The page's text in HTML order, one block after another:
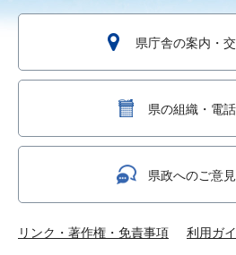
県庁舎の案内・
県の組織・電
県政へのご意
リンク・著作権・免責事項 利用ガ